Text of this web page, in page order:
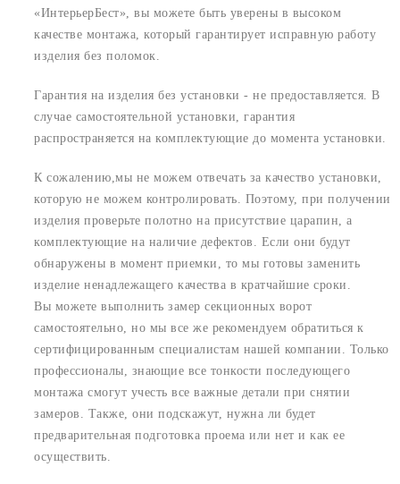
«ИнтерьерБест», вы можете быть уверены в высоком
качестве монтажа, который гарантирует исправную работу
изделия без поломок.
Гарантия на изделия без установки - не предоставляется. В
случае самостоятельной установки, гарантия
распространяется на комплектующие до момента установки.
К сожалению,мы не можем отвечать за качество установки,
которую не можем контролировать. Поэтому, при получении
изделия проверьте полотно на присутствие царапин, а
комплектующие на наличие дефектов. Если они будут
обнаружены в момент приемки, то мы готовы заменить
изделие ненадлежащего качества в кратчайшие сроки.
Вы можете выполнить замер секционных ворот
самостоятельно, но мы все же рекомендуем обратиться к
сертифицированным специалистам нашей компании. Только
профессионалы, знающие все тонкости последующего
монтажа смогут учесть все важные детали при снятии
замеров. Также, они подскажут, нужна ли будет
предварительная подготовка проема или нет и как ее
осуществить.